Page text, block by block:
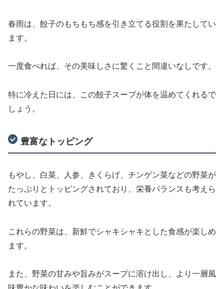
春雨は、餃子のもちもち感を引き立てる役割を果たしてい
ます。
一度食べれば、その美味しさに驚くこと間違いなしです。
特に冷えた日には、この餃子スープが体を温めてくれるで
しょう。
豊富なトッピング
もやし、白菜、人参、きくらげ、チンゲン菜などの野菜が
たっぷりとトッピングされており、栄養バランスも考えら
れています。
これらの野菜は、新鮮でシャキシャキとした食感が楽しめ
ます。
また、野菜の甘みや旨みがスープに溶け出し、より一層風